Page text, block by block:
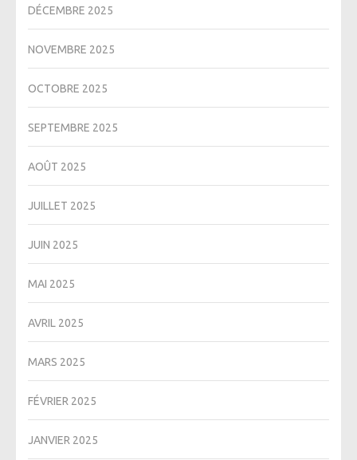
DÉCEMBRE 2025
NOVEMBRE 2025
OCTOBRE 2025
SEPTEMBRE 2025
AOÛT 2025
JUILLET 2025
JUIN 2025
MAI 2025
AVRIL 2025
MARS 2025
FÉVRIER 2025
JANVIER 2025